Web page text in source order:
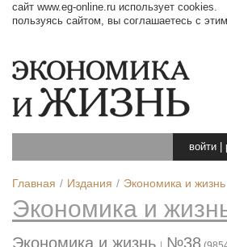
сайт www.eg-online.ru использует cookies.
пользуясь сайтом, вы соглашаетесь с
войти
Главная Издания Экономика и жизнь
Экономика и
Экономика и жизнь №38